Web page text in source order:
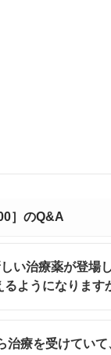
］のQ&A
い治療薬が登場
ようになります
療を受けてい